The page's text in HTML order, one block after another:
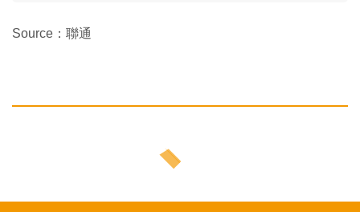
Source：聯通